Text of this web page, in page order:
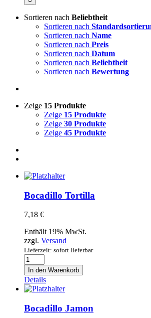
Sortieren nach Beliebtheit
Sortieren nach
Sortieren nach Name
Sortieren nach Preis
Sortieren nach Datum
Sortieren nach Beliebtheit
Sortieren nach Bewertung
Zeige 15 Produkte
Zeige 15 Produkte
Zeige 30 Produkte
Zeige 45 Produkte
Bocadillo Tortilla
7,18 €
Enthält 19% MwSt.
zzgl. Versand
Lieferzeit: sofort lieferbar
Bocadillo
Tortilla
Menge
In den Warenkorb
Details
Bocadillo Jamon